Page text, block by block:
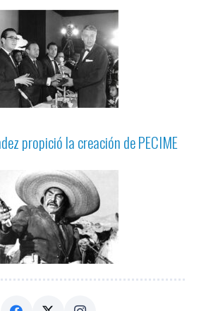
propició la creación de PECIME